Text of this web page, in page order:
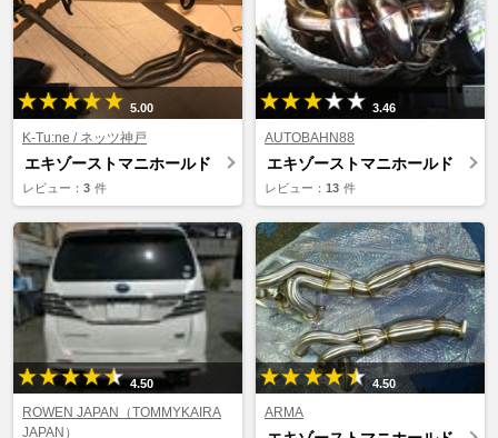
5.00
K-Tu:ne / ネッツ神戸
エキゾーストマニホールド
レビュー： 3 件
3.46
AUTOBAHN88
エキゾーストマニホールド
レビュー： 13 件
4.50
ROWEN JAPAN（TOMMYKAIRA
JAPAN）
4.50
ARMA